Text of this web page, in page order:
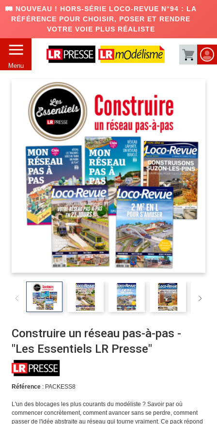
🛤️ NOUVEAU ! HORS-SÉRIE LOCO-REVUE N°94 : LA
RÉFÉRENCE POUR CHOISIR, POSER ET RENDRE
VOTRE VOIE PLUS RÉALISTE
Menu
Construire un réseau pas-à-pas -
"Les Essentiels LR Presse"
Référence: PACKESS8
L'un des blocages les plus courants du modéliste ? Savoir par où
commencer concrètement, comment avancer sans se perdre, comment
passer de l'idée abstraite au réseau qui tourne vraiment. Ce pack répond